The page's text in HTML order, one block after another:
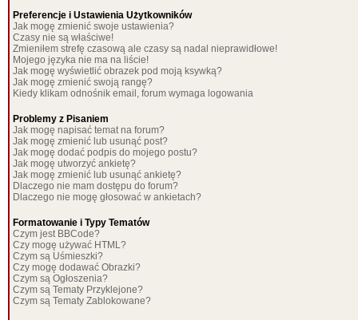
Preferencje i Ustawienia Użytkowników
Jak mogę zmienić swoje ustawienia?
Czasy nie są właściwe!
Zmieniłem strefę czasową ale czasy są nadal nieprawidłowe!
Mojego języka nie ma na liście!
Jak mogę wyświetlić obrazek pod moją ksywką?
Jak mogę zmienić swoją rangę?
Kiedy klikam odnośnik email, forum wymaga logowania
Problemy z Pisaniem
Jak mogę napisać temat na forum?
Jak mogę zmienić lub usunąć post?
Jak mogę dodać podpis do mojego postu?
Jak mogę utworzyć ankietę?
Jak mogę zmienić lub usunąć ankietę?
Dlaczego nie mam dostępu do forum?
Dlaczego nie mogę głosować w ankietach?
Formatowanie i Typy Tematów
Czym jest BBCode?
Czy mogę używać HTML?
Czym są Uśmieszki?
Czy mogę dodawać Obrazki?
Czym są Ogłoszenia?
Czym są Tematy Przyklejone?
Czym są Tematy Zablokowane?